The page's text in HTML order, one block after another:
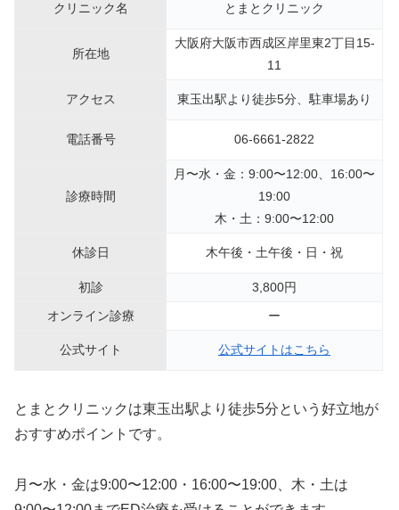
クリニック名 とまとクリニック
所在地
大阪府大阪市西成区岸里東2丁目15-
11
アクセス 東玉出駅より徒歩5分、駐車場あり
電話番号 06-6661-2822
診療時間
月〜水・金：9:00〜12:00、16:00〜
19:00
木・土：9:00〜12:00
休診日 木午後・土午後・日・祝
初診
3,800円
オンライン診療
ー
公式サイト 公式サイトはこちら
とまとクリニックは東玉出駅より徒歩5分という好立地が
おすすめポイントです。
月〜水・金は9:00〜12:00・16:00〜19:00、木・土は